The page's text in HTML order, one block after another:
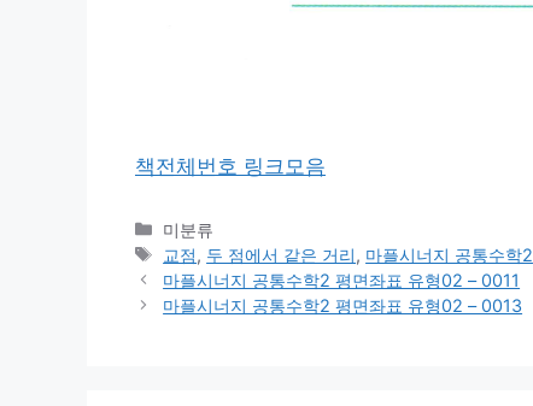
책전체번호 링크모음
카
테
고
리
미분류
태
그
교점, 두 점에서 같은 거리, 마플시너지 공통수학2
마플시너지 공통수학2 평면좌표 유형02 – 0011
마플시너지 공통수학2 평면좌표 유형02 – 0013